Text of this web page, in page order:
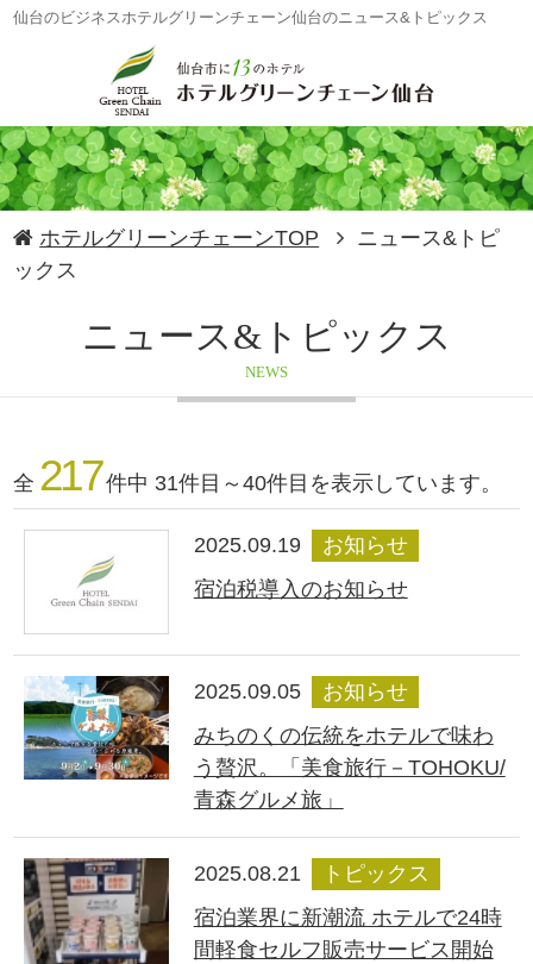
仙台のビジネスホテルグリーンチェーン仙台のニュース&トピックス
ホテルグリーンチェーンTOP
ニュース&トピ
ックス
ニュース&トピックス
NEWS
全 217 件中 31件目～40件目を表示しています。
2025.09.19
お知らせ
宿泊税導入のお知らせ
2025.09.05
お知らせ
みちのくの伝統をホテルで味わ
う贅沢。「美食旅行－TOHOKU/
青森グルメ旅」
2025.08.21
トピックス
宿泊業界に新潮流 ホテルで24時
間軽食セルフ販売サービス開始